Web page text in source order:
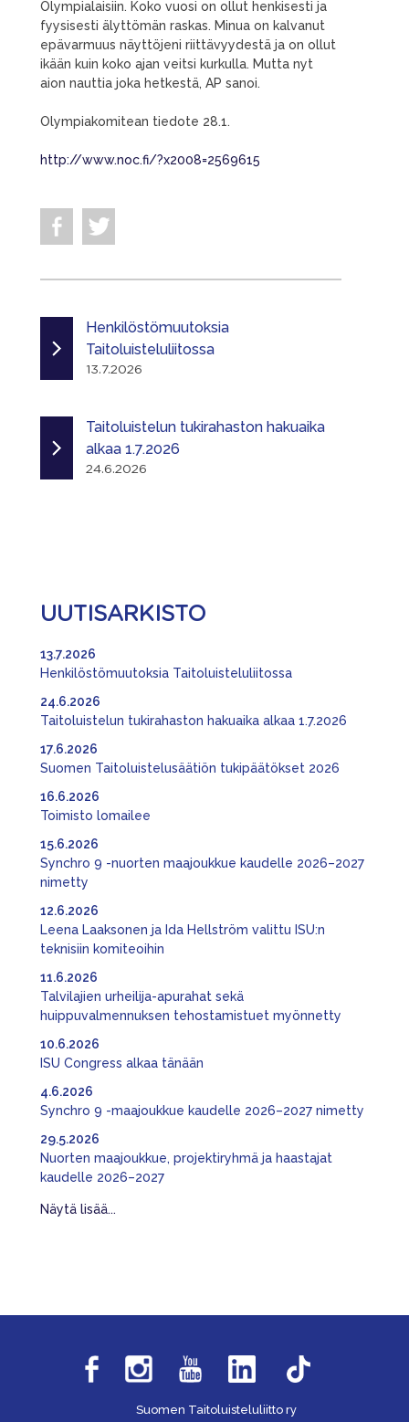
Olympialaisiin. Koko vuosi on ollut henkisesti ja
fyysisesti älyttömän raskas. Minua on kalvanut
epävarmuus näyttöjeni riittävyydestä ja on ollut
ikään kuin koko ajan veitsi kurkulla. Mutta nyt
aion nauttia joka hetkestä, AP sanoi.
Olympiakomitean tiedote 28.1.
http://www.noc.fi/?x2008=2569615
Henkilöstömuutoksia
Taitoluisteluliitossa
13.7.2026
Taitoluistelun tukirahaston hakuaika
alkaa 1.7.2026
24.6.2026
UUTISARKISTO
Henkilöstömuutoksia Taitoluisteluliitossa
13.7.2026
Taitoluistelun tukirahaston hakuaika alkaa 1.7.2026
24.6.2026
Suomen Taitoluistelusäätiön tukipäätökset 2026
17.6.2026
Toimisto lomailee
16.6.2026
Synchro 9 -nuorten maajoukkue kaudelle 2026–2027
nimetty
15.6.2026
Leena Laaksonen ja Ida Hellström valittu ISU:n
teknisiin komiteoihin
12.6.2026
Talvilajien urheilija-apurahat sekä
huippuvalmennuksen tehostamistuet myönnetty
11.6.2026
ISU Congress alkaa tänään
10.6.2026
Synchro 9 -maajoukkue kaudelle 2026–2027 nimetty
4.6.2026
Nuorten maajoukkue, projektiryhmä ja haastajat
kaudelle 2026–2027
29.5.2026
Näytä lisää...
Suomen Taitoluisteluliitto ry